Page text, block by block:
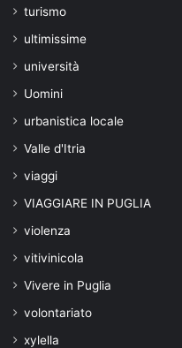
turismo
ultimissime
università
Uomini
urbanistica locale
Valle d'Itria
viaggi
VIAGGIARE IN PUGLIA
violenza
vitivinicola
Vivere in Puglia
volontariato
xylella